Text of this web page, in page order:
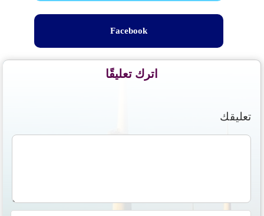
Facebook
اترك تعليقًا
تعليقك